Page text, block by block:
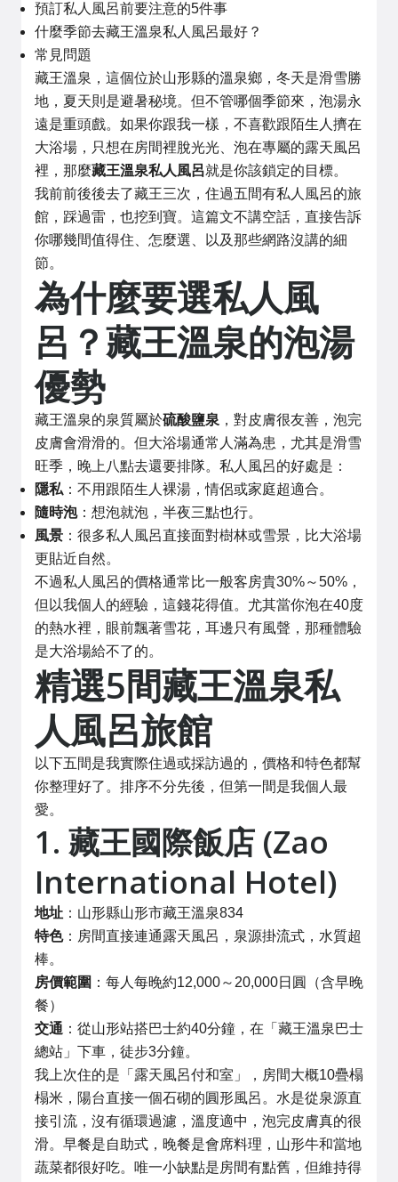
預訂私人風呂前要注意的5件事
什麼季節去藏王溫泉私人風呂最好？
常見問題
藏王溫泉，這個位於山形縣的溫泉鄉，冬天是滑雪勝
地，夏天則是避暑秘境。但不管哪個季節來，泡湯永
遠是重頭戲。如果你跟我一樣，不喜歡跟陌生人擠在
大浴場，只想在房間裡脫光光、泡在專屬的露天風呂
裡，那麼藏王溫泉私人風呂就是你該鎖定的目標。
我前前後後去了藏王三次，住過五間有私人風呂的旅
館，踩過雷，也挖到寶。這篇文不講空話，直接告訴
你哪幾間值得住、怎麼選、以及那些網路沒講的細
節。
為什麼要選私人風
呂？藏王溫泉的泡湯
優勢
藏王溫泉的泉質屬於硫酸鹽泉 ，對皮膚很友善，泡完
皮膚會滑滑的。但大浴場通常人滿為患，尤其是滑雪
旺季，晚上八點去還要排隊。私人風呂的好處是：
隱私 ：不用跟陌生人裸湯，情侶或家庭超適合。
隨時泡：想泡就泡，半夜三點也行。
風景 ：很多私人風呂直接面對樹林或雪景，比大浴場
更貼近自然。
不過私人風呂的價格通常比一般客房貴30%～50%，
但以我個人的經驗，這錢花得值。尤其當你泡在40度
的熱水裡，眼前飄著雪花，耳邊只有風聲，那種體驗
是大浴場給不了的。
精選5間藏王溫泉私
人風呂旅館
以下五間是我實際住過或採訪過的，價格和特色都幫
你整理好了。排序不分先後，但第一間是我個人最
愛。
1. 藏王國際飯店 (Zao
International Hotel)
地址 ：山形縣山形市藏王溫泉834
特色：房間直接連通露天風呂，泉源掛流式，水質超
棒。
房價範圍 ：每人每晚約12,000～20,000日圓（含早晚
餐）
交通 ：從山形站搭巴士約40分鐘，在「藏王溫泉巴士
總站」下車，徒步3分鐘。
我上次住的是「露天風呂付和室」，房間大概10疊榻
榻米，陽台直接一個石砌的圓形風呂。水是從泉源直
接引流，沒有循環過濾，溫度適中，泡完皮膚真的很
滑。早餐是自助式，晚餐是會席料理，山形牛和當地
蔬菜都很好吃。唯一小缺點是房間有點舊，但維持得